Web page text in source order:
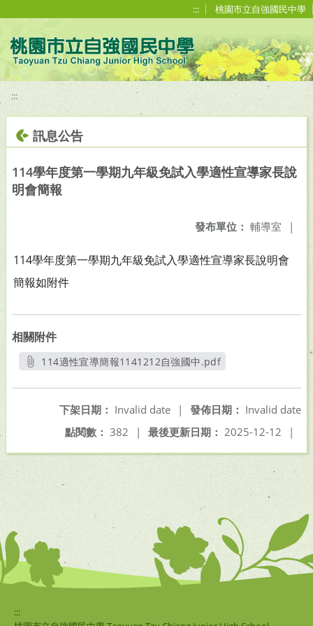
::: 桃園市立自強國民中學
:::
訊息公告
114學年度第一學期九年級免試入學適性宣導家長說
明會簡報
發布單位： 輔導室 |
114學年度第一學期九年級免試入學適性宣導家長說明會
簡報如附件
相關附件
114適性宣導簡報1141212自強國中.pdf
發佈日期： Invalid date
下架日期： Invalid date
|
最後更新日期： 2025-12-12 |
點閱數： 382 |
:::